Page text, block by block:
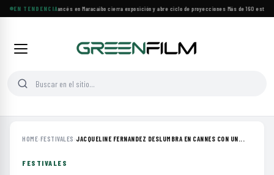
EN TENDENCIA
Festival de Cine Francés en Maracaibo cierra exposición y abre ciclo de proyecciones·Más de 160
HOME›FESTIVALES ›JACQUELINE FERNANDEZ DESLUMBRA EN CANNES CON UN...
FESTIVALES